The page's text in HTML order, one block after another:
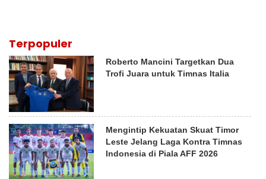
Terpopuler
Roberto Mancini Targetkan Dua
Trofi Juara untuk Timnas Italia
Mengintip Kekuatan Skuat Timor
Leste Jelang Laga Kontra Timnas
Indonesia di Piala AFF 2026